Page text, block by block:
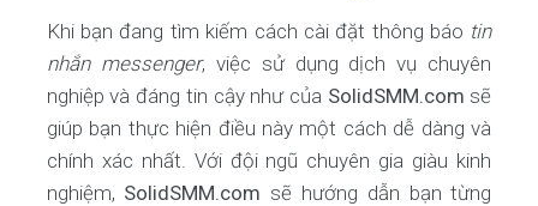
Khi bạn đang tìm kiếm cách cài đặt thông báo tin
nhắn messenger, việc sử dụng dịch vụ chuyên
nghiệp và đáng tin cậy như của SolidSMM.com sẽ
giúp bạn thực hiện điều này một cách dễ dàng và
chính xác nhất. Với đội ngũ chuyên gia giàu kinh
nghiệm, SolidSMM.com sẽ hướng dẫn bạn từng